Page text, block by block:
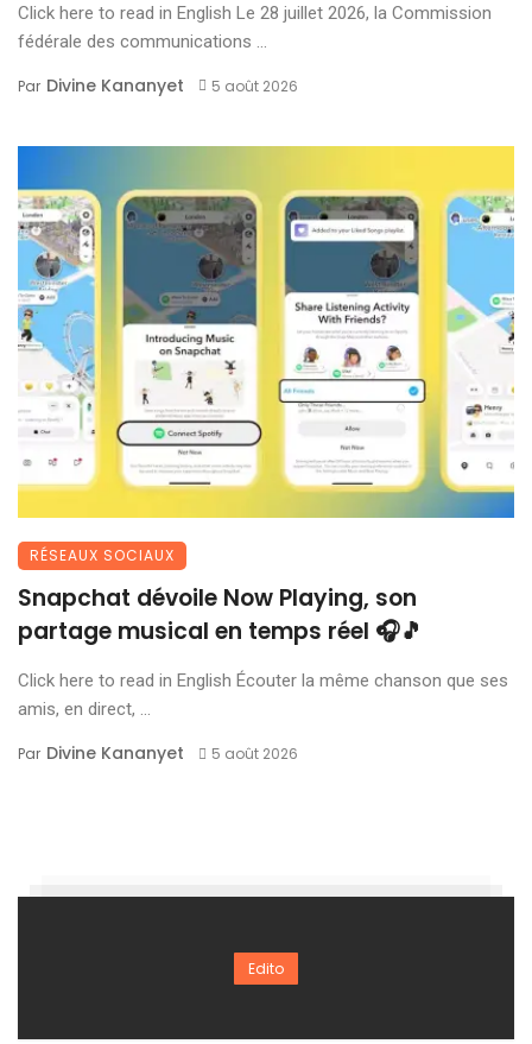
Click here to read in English Le 28 juillet 2026, la Commission
fédérale des communications ...
Par Divine Kananyet 5 août 2026
RÉSEAUX SOCIAUX
Snapchat dévoile Now Playing, son
partage musical en temps réel 🎧🎵
Click here to read in English Écouter la même chanson que ses
amis, en direct, ...
Par Divine Kananyet 5 août 2026
Edito